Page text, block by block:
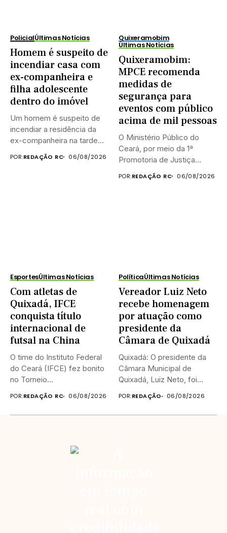
PolicialÚltimas Notícias
Homem é suspeito de
incendiar casa com
ex-companheira e
filha adolescente
dentro do imóvel
Um homem é suspeito de
incendiar a residência da
ex-companheira na tarde...
POR:REDAÇÃO RC 06/08/2026
Quixeramobim
Últimas Notícias
Quixeramobim:
MPCE recomenda
medidas de
segurança para
eventos com público
acima de mil pessoas
O Ministério Público do
Ceará, por meio da 1ª
Promotoria de Justiça...
POR:REDAÇÃO RC 06/08/2026
EsportesÚltimas Notícias
Com atletas de
Quixadá, IFCE
conquista título
internacional de
futsal na China
O time do Instituto Federal
do Ceará (IFCE) fez bonito
no Torneio...
POR:REDAÇÃO RC 06/08/2026
PolíticaÚltimas Notícias
Vereador Luiz Neto
recebe homenagem
por atuação como
presidente da
Câmara de Quixadá
Quixadá: O presidente da
Câmara Municipal de
Quixadá, Luiz Neto, foi
homenageado na...
POR:REDAÇÃO 06/08/2026